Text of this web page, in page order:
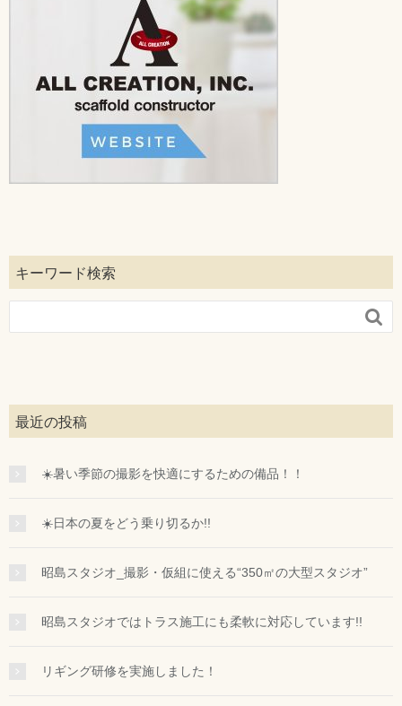
キーワード検索

最近の投稿
☀️暑い季節の撮影を快適にするための備品！！
☀️日本の夏をどう乗り切るか!!
昭島スタジオ_撮影・仮組に使える“350㎡の大型スタジオ”
昭島スタジオではトラス施工にも柔軟に対応しています!!
リギング研修を実施しました！